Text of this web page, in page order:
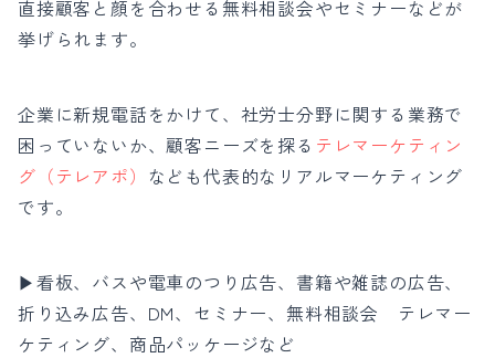
直接顧客と顔を合わせる無料相談会やセミナーなどが
挙げられます。
企業に新規電話をかけて、社労士分野に関する業務で
困っていないか、顧客ニーズを探る テレマーケティン
グ（テレアポ） なども代表的なリアルマーケティング
です。
▶看板、バスや電車のつり広告、書籍や雑誌の広告、
折り込み広告、DM、セミナー、無料相談会 テレマー
ケティング、商品パッケージなど